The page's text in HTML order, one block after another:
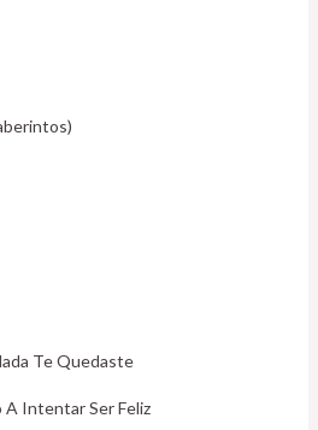
Te Quedaste
A Intentar Ser Feliz